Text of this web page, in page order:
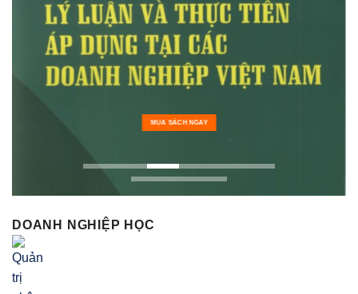
MUA SÁCH NGAY
DOANH NGHIỆP HỌC